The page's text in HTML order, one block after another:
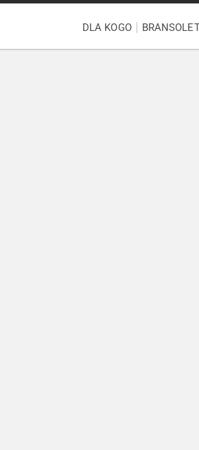
DLA KOGO